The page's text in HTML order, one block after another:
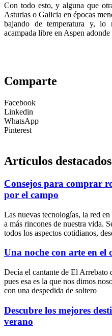
Con todo esto, y alguna que
Asturias o Galicia en épocas
bajando de temperatura y, lo
acampada libre en Aspen
Comparte
Facebook
Linkedin
WhatsApp
Pinterest
Artículos destacados
Consejos para comprar
por el campo
Las nuevas tecnologías, la red
a más rincones de nuestra vida.
todos los aspectos cotidianos,
Una noche con arte en el
Decía el cantante de El Arrebato
pues esa es la que nos dimos
con una despedida de soltero
Descubre los mejores
verano